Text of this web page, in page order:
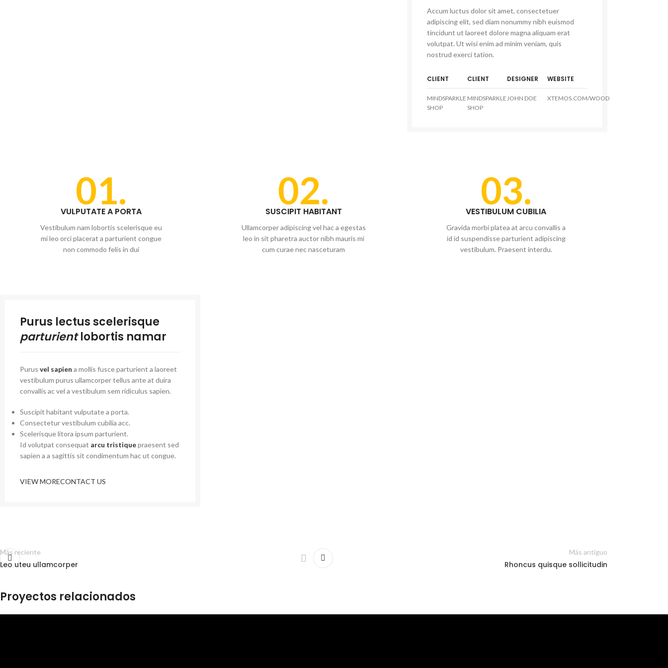
Accum luctus dolor sit amet, consectetuer
adipiscing elit, sed diam nonummy nibh euismod
tincidunt ut laoreet dolore magna aliquam erat
volutpat. Ut wisi enim ad minim veniam, quis
nostrud exerci tation.
CLIENT
MINDSPARKLE
SHOP
CLIENT
MINDSPARKLE
SHOP
DESIGNER
JOHN DOE
WEBSITE
XTEMOS.COM/WOOD
01.
VULPUTATE A PORTA
Vestibulum nam lobortis scelerisque eu
mi leo orci placerat a parturient congue
non commodo felis in dui
02.
SUSCIPIT HABITANT
Ullamcorper adipiscing vel hac a egestas
leo in sit pharetra auctor nibh mauris mi
cum curae nec nasceturam
03.
VESTIBULUM CUBILIA
Gravida morbi platea at arcu convallis a
id id suspendisse parturient adipiscing
vestibulum. Praesent interdu.
Purus lectus scelerisque
parturientlobortis namar
Purus vel sapien a mollis fusce parturient a laoreet
vestibulum purus ullamcorper tellus ante at duira
convallis ac vel a vestibulum sem ridiculus sapien.
Suscipit habitant vulputate a porta.
Consectetur vestibulum cubilia acc.
Scelerisque litora ipsum parturient.
Id volutpat consequat arcu tristiquepraesent sed
sapien a a sagittis sit condimentum hac ut congue.
VIEW MORECONTACT US
Más reciente
Leo uteu ullamcorper
Más antiguo
Rhoncus quisque sollicitudin
Proyectos relacionados